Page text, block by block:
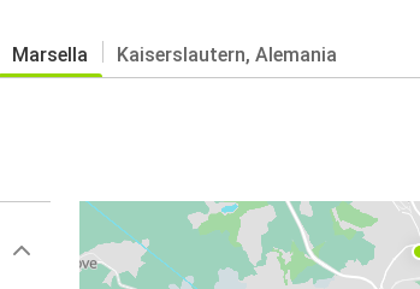
Marsella Kaiserslautern, Alemania